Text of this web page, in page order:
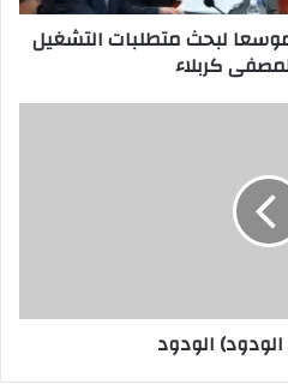
موسعا لبحث متطلبات التشغيل
كربلاء
الودود